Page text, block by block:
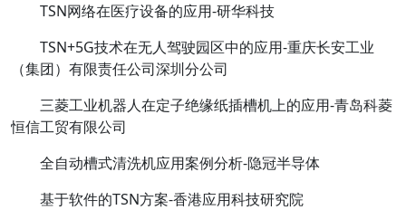
TSN网络在医疗设备的应用-研华科技
TSN+5G技术在无人驾驶园区中的应用-重庆长安工业
（集团）有限责任公司深圳分公司
三菱工业机器人在定子绝缘纸插槽机上的应用-青岛科菱
恒信工贸有限公司
全自动槽式清洗机应用案例分析-隐冠半导体
基于软件的TSN方案-香港应用科技研究院